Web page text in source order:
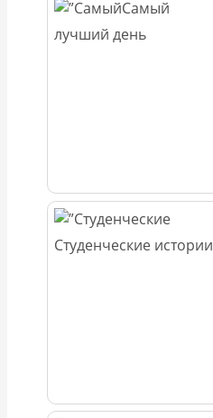
Самый
лучший день
Студенческие истории